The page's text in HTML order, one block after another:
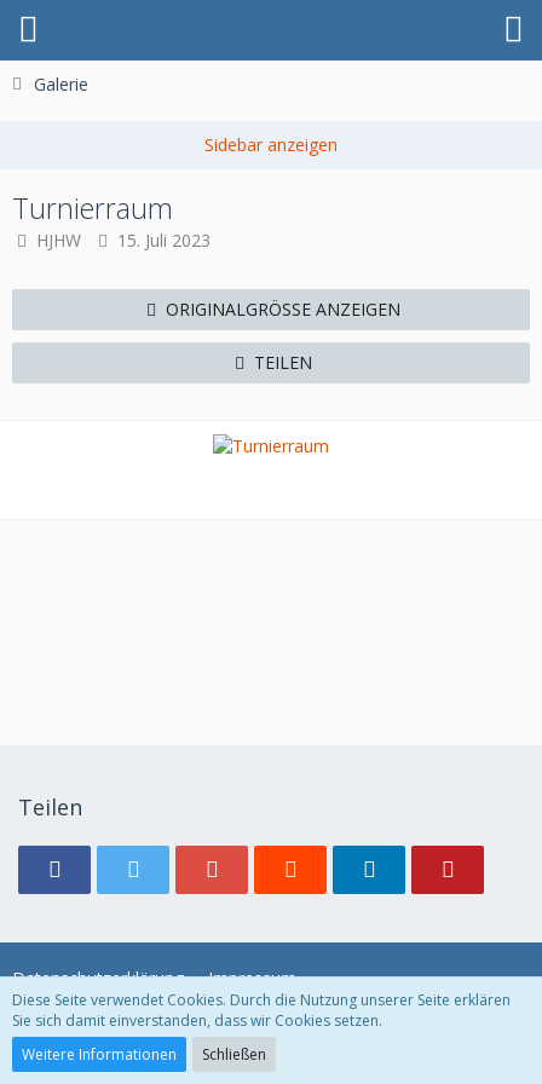
Galerie
Turnierraum
HJHW 15. Juli 2023
ORIGINALGRÖSSE ANZEIGEN
TEILEN
Teilen
Datenschutzerklärung Impressum
Community-Software:
Diese Seite verwendet Cookies. Durch die Nutzung unserer Seite erklären
Sie sich damit einverstanden, dass wir Cookies setzen.
Weitere Informationen
Schließen